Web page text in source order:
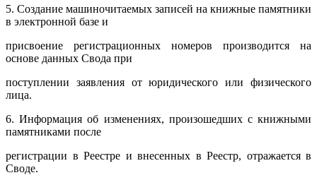
5. Создание машиночитаемых записей на книжные памятники
в электронной базе и
присвоение регистрационных номеров производится на
основе данных Свода при
поступлении заявления от юридического или физического
лица.
6. Информация об изменениях, произошедших с книжными
памятниками после
регистрации в Реестре и внесенных в Реестр, отражается в
Своде.